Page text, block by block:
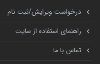
درخواست ویرایش/ثبت نام
راهنمای استفاده از سایت
تماس با ما